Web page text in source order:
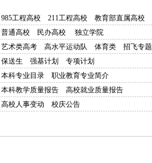
985工程高校 211工程高校
教育部直属高校
普通高校 民办高校
独立学院
艺术类高考 高水平运动队 体育类
招飞专题
保送生 强基计划
专项计划
本科专业目录
职业教育专业简介
本科教学质量报告
高校就业质量报告
高校人事变动 校庆公告